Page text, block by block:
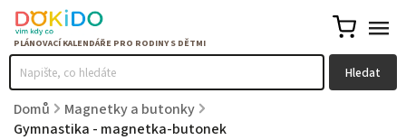
Hledat
Domů / Magnetky a butonky /
Gymnastika - magnetka-butonek